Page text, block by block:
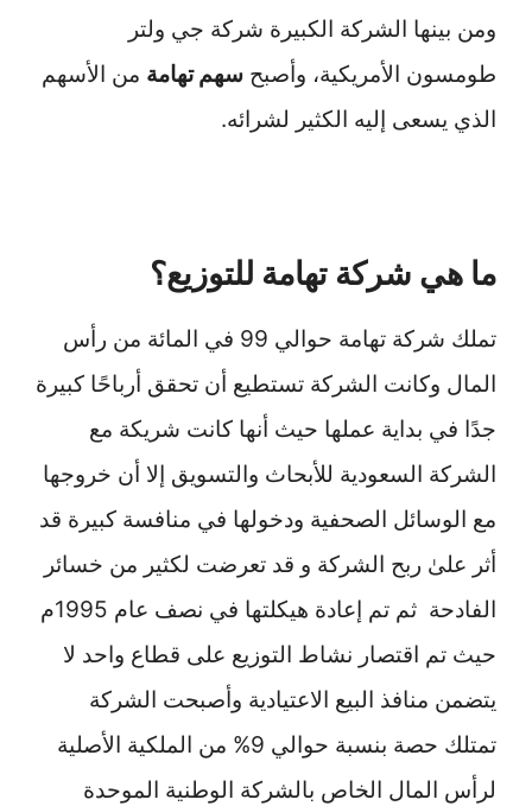
ومن بينها الشركة الكبيرة شركة جي ولتر
طومسون الأمريكية، وأصبح سهم تهامة من الأسهم
الذي يسعى إليه الكثير لشرائه.
ما هي شركة تهامة للتوزيع؟
تملك شركة تهامة حوالي 99 في المائة من رأس
المال وكانت الشركة تستطيع أن تحقق أرباحًا كبيرة
جدًا في بداية عملها حيث أنها كانت شريكة مع
الشركة السعودية للأبحاث والتسويق إلا أن خروجها
مع الوسائل الصحفية ودخولها في منافسة كبيرة قد
أثر علىٰ ربح الشركة و قد تعرضت لكثير من خسائر
الفادحة ثم تم إعادة هيكلتها في نصف عام 1995م
حيث تم اقتصار نشاط التوزيع على قطاع واحد لا
يتضمن منافذ البيع الاعتيادية وأصبحت الشركة
تمتلك حصة بنسبة حوالي 9% من الملكية الأصلية
لرأس المال الخاص بالشركة الوطنية الموحدة